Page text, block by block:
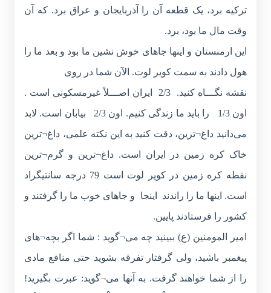
ترکیه برد، یک قطعه آن را آذربایجان و عراق برد. که آن
وقت مال ما بود، برد.
این ارمنستان و اینها جاهای خوش نشین ما بود و بعد ما را
هول دادند به سمت کویر لوت. الآن شما در روی
نقشه نگـــاه کنید. 2/3 ایران اصـــلاً غیرمسکونی است .
اون 1/3 را باید ما زندگی کنیم. اون 2/3 بیابان است. لابد
می‌دانید داغ¬ترین، دقت کنید به این نکته علمی، داغ¬ترین
خاک کره زمین در ایران است. داغ¬ترین و گرم¬ترین
نقطه کره زمین در کویر لوت است 79 درجه سانتیگراد
است. اینها ما را راندند اینجا و جاهای خوب ما را گرفتند و
کشور را فرستادند پایین.
امیر المومنین (ع) ببینید چه می¬گوید : شما اگر بچه¬های
پیغمبر باشید، ولی گرفتار تفرقه بشوید حتی منافع مادی
را از شما خواهند گرفت. به آنها می¬گوید: عبرت بگیرید!